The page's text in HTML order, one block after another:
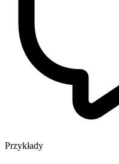
Przykłady